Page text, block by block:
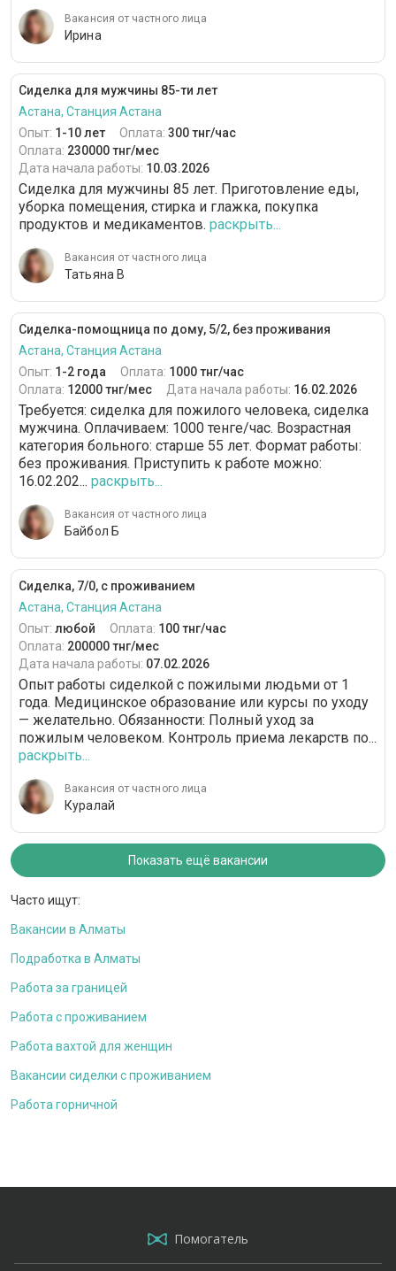
Вакансия от частного лица
Ирина
Сиделка для мужчины 85-ти лет
Астана, Станция Астана
Опыт: 1-10 лет Оплата: 300 тнг/час
Оплата: 230000 тнг/мес
Дата начала работы: 10.03.2026
Сиделка для мужчины 85 лет. Приготовление еды,
уборка помещения, стирка и глажка, покупка
продуктов и медикаментов. раскрыть...
Вакансия от частного лица
Татьяна В
Сиделка-помощница по дому, 5/2, без проживания
Астана, Станция Астана
Опыт: 1-2 года Оплата: 1000 тнг/час
Оплата: 12000 тнг/мес Дата начала работы: 16.02.2026
Требуется: сиделка для пожилого человека, сиделка
мужчина. Оплачиваем: 1000 тенге/час. Возрастная
категория больного: cтарше 55 лет. Формат работы:
без проживания. Приступить к работе можно:
16.02.202... раскрыть...
Вакансия от частного лица
Байбол Б
Сиделка, 7/0, с проживанием
Астана, Станция Астана
Опыт: любой Оплата: 100 тнг/час
Оплата: 200000 тнг/мес
Дата начала работы: 07.02.2026
Опыт работы сиделкой с пожилыми людьми от 1
года. Медицинское образование или курсы по уходу
— желательно. Обязанности: Полный уход за
пожилым человеком. Контроль приема лекарств по...
раскрыть...
Вакансия от частного лица
Куралай
Показать ещё вакансии
Часто ищут:
Вакансии в Алматы
Подработка в Алматы
Работа за границей
Работа с проживанием
Работа вахтой для женщин
Вакансии сиделки с проживанием
Работа горничной
Помогатель